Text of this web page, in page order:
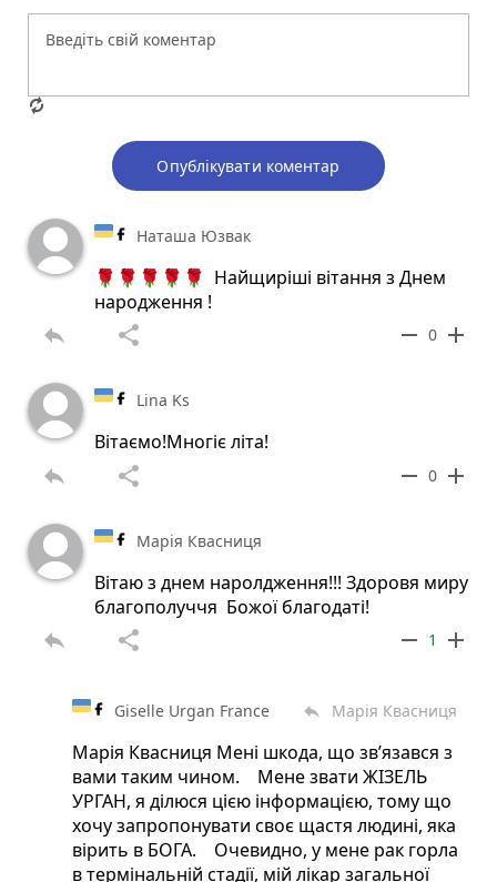
Опублікувати коментар
Наташа Юзвак
🌹🌹🌹🌹🌹 Найщиріші вітання з Днем
народження !
reply share remove 0 add
Lina Ks
Вітаємо!Многіє літа!
reply share remove 0 add
Марія Квасниця
Вітаю з днем наролдження!!! Здоровя миру
благополуччя Божої благодаті!
reply share remove 1 add
Giselle Urgan France reply Марія Квасниця
Марія Квасниця Мені шкода, що зв’язався з
вами таким чином. Мене звати ЖІЗЕЛЬ
УРГАН, я ділюся цією інформацією, тому що
хочу запропонувати своє щастя людині, яка
вірить в БОГА. Очевидно, у мене рак горла
в термінальній стадії, мій лікар загальної